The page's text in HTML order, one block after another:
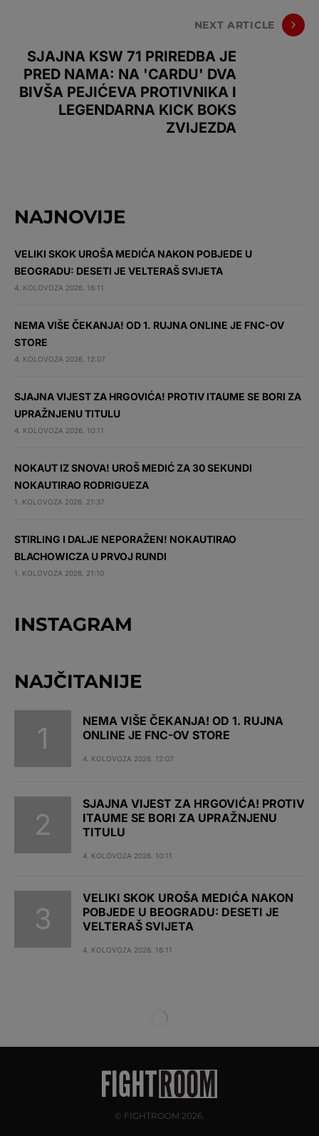
NEXT ARTICLE
SJAJNA KSW 71 PRIREDBA JE
PRED NAMA: NA 'CARDU' DVA
BIVŠA PEJIĆEVA PROTIVNIKA I
LEGENDARNA KICK BOKS
ZVIJEZDA
NAJNOVIJE
VELIKI SKOK UROŠA MEDIĆA NAKON POBJEDE U
BEOGRADU: DESETI JE VELTERAŠ SVIJETA
4. KOLOVOZA 2026. 16:11
NEMA VIŠE ČEKANJA! OD 1. RUJNA ONLINE JE FNC-OV
STORE
4. KOLOVOZA 2026. 12:07
SJAJNA VIJEST ZA HRGOVIĆA! PROTIV ITAUME SE BORI ZA
UPRAŽNJENU TITULU
4. KOLOVOZA 2026. 10:11
NOKAUT IZ SNOVA! UROŠ MEDIĆ ZA 30 SEKUNDI
NOKAUTIRAO RODRIGUEZA
1. KOLOVOZA 2026. 21:37
STIRLING I DALJE NEPORAŽEN! NOKAUTIRAO
BLACHOWICZA U PRVOJ RUNDI
1. KOLOVOZA 2026. 21:10
INSTAGRAM
NAJČITANIJE
NEMA VIŠE ČEKANJA! OD 1. RUJNA
ONLINE JE FNC-OV STORE
4. KOLOVOZA 2026. 12:07
SJAJNA VIJEST ZA HRGOVIĆA! PROTIV
ITAUME SE BORI ZA UPRAŽNJENU
TITULU
4. KOLOVOZA 2026. 10:11
VELIKI SKOK UROŠA MEDIĆA NAKON
POBJEDE U BEOGRADU: DESETI JE
VELTERAŠ SVIJETA
4. KOLOVOZA 2026. 16:11
© FIGHTROOM 2026.